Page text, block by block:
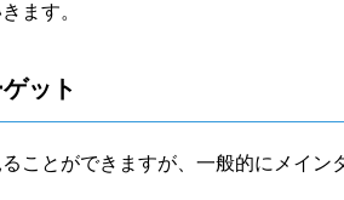
ます。
ット
ことができますが、一般的にメイン